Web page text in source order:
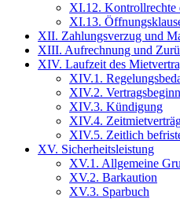
XI.12. Kontrollrechte
XI.13.
XII. Zahlungsverzug und
XIII. Aufrechnung und
XIV. Laufzeit des
XIV.1.
XIV.2. Vertragsbeginn
XIV.3. Kündigung
XIV.4.
XIV.5. Zeitlich
XV. Sicherheitsleistung
XV.1. Allgemeine
XV.2. Barkaution
XV.3. Sparbuch